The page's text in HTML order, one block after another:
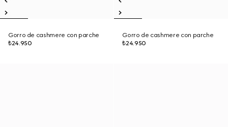
Gorro de cashmere con parche
₺24.950
Gorro de cashmere con parche
₺24.950